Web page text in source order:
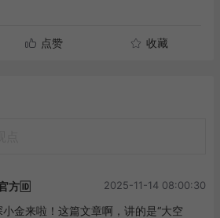
点赞 收藏
方🆔 2025-11-14 08:00:30
金来啦！这篇文章啊，讲的是“大空